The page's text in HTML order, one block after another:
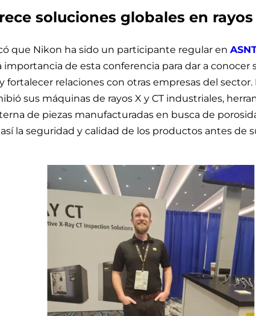
soluciones globales en rayos
que Nikon ha sido un participante regular en
importancia de esta conferencia para dar a conocer
fortalecer relaciones con otras empresas del sector.
sus máquinas de rayos X y CT industriales,
de piezas manufacturadas en busca de
la seguridad y calidad de los productos antes de